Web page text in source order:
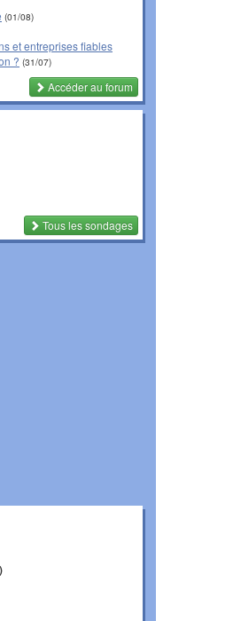
(01/08)
et entreprises fiables
? (31/07)
Accéder au forum
Tous les sondages